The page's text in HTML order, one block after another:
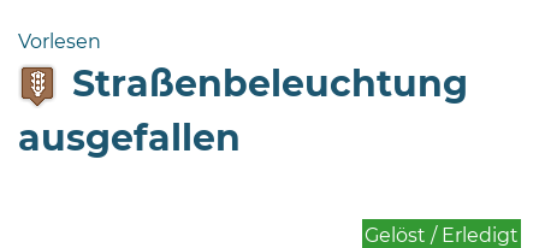
Bramstedt
Bleeck 15-
Bramstedt
Vorlesen
Straßenbeleuchtung
ausgefallen
Gelöst / Erledigt